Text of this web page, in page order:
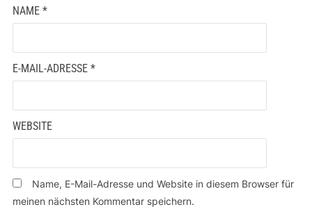
NAME *
E-MAIL-ADRESSE *
WEBSITE
Name, E-Mail-Adresse und Website in diesem Browser für
meinen nächsten Kommentar speichern.